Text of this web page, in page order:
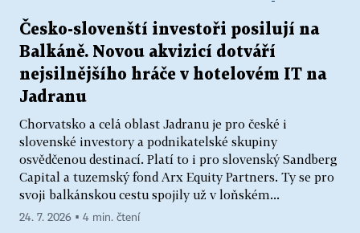
Česko-slovenští investoři posilují na
Balkáně. Novou akvizicí dotváří
nejsilnějšího hráče v hotelovém IT na
Jadranu
Chorvatsko a celá oblast Jadranu je pro české i
slovenské investory a podnikatelské skupiny
osvědčenou destinací. Platí to i pro slovenský Sandberg
Capital a tuzemský fond Arx Equity Partners. Ty se pro
svoji balkánskou cestu spojily už v loňském...
24. 7. 2026 ▪ 4 min. čtení